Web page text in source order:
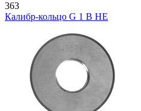
363
Калибр-кольцо G 1 В НЕ